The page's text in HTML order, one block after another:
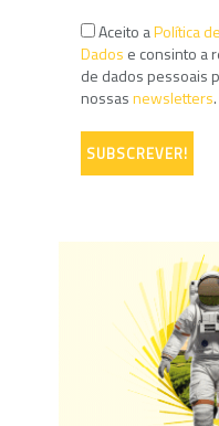
Aceito aPolítica
Dados e consinto a
de dados pessoais
nossasnewsletters.